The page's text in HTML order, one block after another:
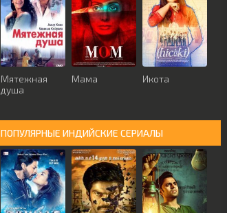
Мятежная
душа
Мама Икота
ПОПУЛЯРНЫЕ ИНДИЙСКИЕ СЕРИАЛЫ